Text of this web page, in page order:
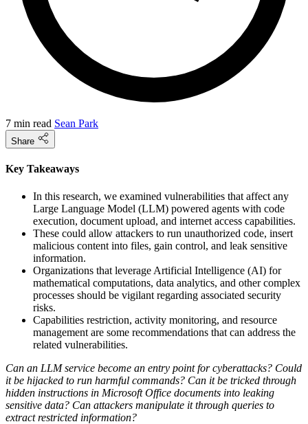
7 min read Sean Park
Share
Key Takeaways
In this research, we examined vulnerabilities that affect any
Large Language Model (LLM) powered agents with code
execution, document upload, and internet access capabilities.
These could allow attackers to run unauthorized code, insert
malicious content into files, gain control, and leak sensitive
information.
Organizations that leverage Artificial Intelligence (AI) for
mathematical computations, data analytics, and other complex
processes should be vigilant regarding associated security
risks.
Capabilities restriction, activity monitoring, and resource
management are some recommendations that can address the
related vulnerabilities.
Can an LLM service become an entry point for cyberattacks? Could
it be hijacked to run harmful commands? Can it be tricked through
hidden instructions in Microsoft Office documents into leaking
sensitive data? Can attackers manipulate it through queries to
extract restricted information?